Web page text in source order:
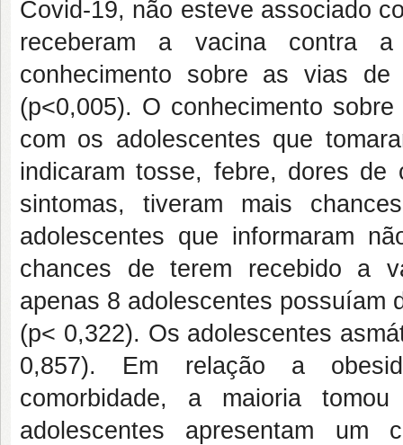
Covid-19, não esteve associado
receberam a vacina contra
conhecimento sobre as vias
(p<0,005). O conhecimento
com os adolescentes que
indicaram tosse, febre, dores
sintomas, tiveram mais
adolescentes que informaram
chances de terem recebido a
apenas 8 adolescentes possuíam
(p< 0,322). Os adolescentes
0,857). Em relação a
comorbidade, a maioria
adolescentes apresentam um